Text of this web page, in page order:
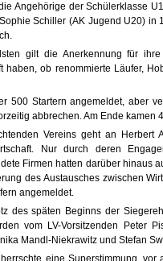
Angehörige der Schülerklasse
Schiller (AK Jugend U20)
gilt die Anerkennung für
haben, ob renommierte Läufer,
500 Startern angemeldet, aber
abbrechen. Am Ende kamen
Vereins geht an Herbert
Nur durch deren
Firmen hatten darüber hinaus
des Austausches zwischen
angemeldet.
des späten Beginns der
vom LV-Vorsitzenden Peter
Mandl-Niekrawitz und Stefan
herrschte eine Superstimmung,